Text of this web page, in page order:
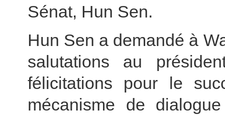
Sénat, Hun Sen.
Hun Sen a demandé à
salutations au
félicitations pour le
mécanisme de